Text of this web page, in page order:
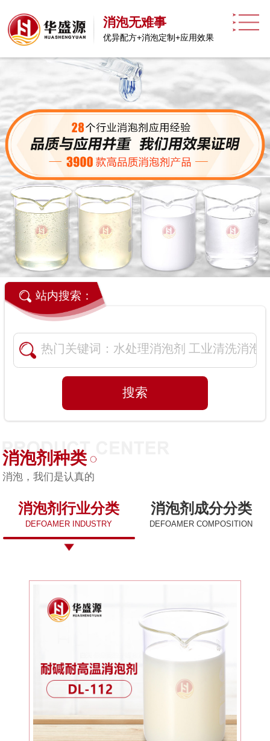
消泡无难事
优异配方+消泡定制+应用效果
站内搜索：
消泡剂种类
消泡，我们是认真的
消泡剂行业分类
DEFOAMER INDUSTRY
消泡剂成分分类
DEFOAMER COMPOSITION